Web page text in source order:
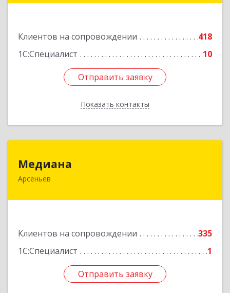
Клиентов на сопровождении
418
1С:Специалист
10
Отправить заявку
Показать контакты
Отправить заявку
Назад
Медиана
Арсеньев
Клиентов на сопровождении
335
1С:Специалист
1
Отправить заявку
Отправить заявку